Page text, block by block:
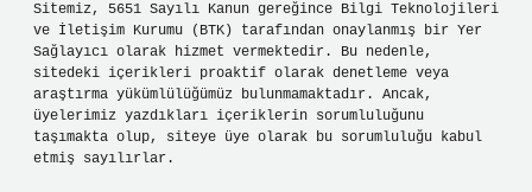
Sitemiz, 5651 Sayılı Kanun gereğince Bilgi Teknolojileri
ve İletişim Kurumu (BTK) tarafından onaylanmış bir Yer
Sağlayıcı olarak hizmet vermektedir. Bu nedenle,
sitedeki içerikleri proaktif olarak denetleme veya
araştırma yükümlülüğümüz bulunmamaktadır. Ancak,
üyelerimiz yazdıkları içeriklerin sorumluluğunu
taşımakta olup, siteye üye olarak bu sorumluluğu kabul
etmiş sayılırlar.